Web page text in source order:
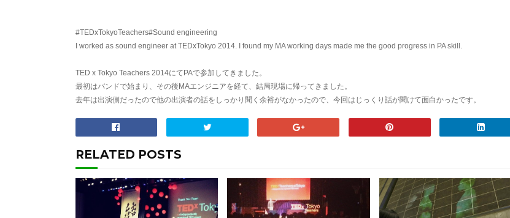
#TEDxTokyoTeachers#Sound engineering
I worked as sound engineer at TEDxTokyo 2014. I found my MA working days made me the good progress in PA skill.
TED x Tokyo Teachers 2014にてPAで参加してきました。
最初はバンドで始まり、その後MAエンジニアを経て、結局現場に帰ってきました。
去年は出演側だったので他の出演者の話をしっかり聞く余裕がなかったので、今回はじっくり話が聞けて面白かったです。
RELATED POSTS